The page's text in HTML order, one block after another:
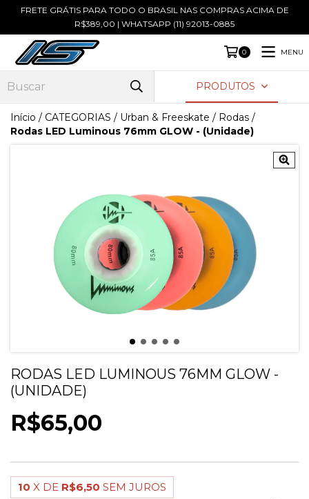
FRETE GRÁTIS PARA TODO O BRASIL NAS COMPRAS ACIMA DE
R$389,00 | WHATSAPP (11) 92013-0885
0 MENU
PRODUTOS
Início / CATEGORIAS / Urban & Freeskate / Rodas /
Rodas LED Luminous 76mm GLOW - (Unidade)
RODAS LED LUMINOUS 76MM GLOW -
(UNIDADE)
R$65,00
10 X DE R$6,50 SEM JUROS